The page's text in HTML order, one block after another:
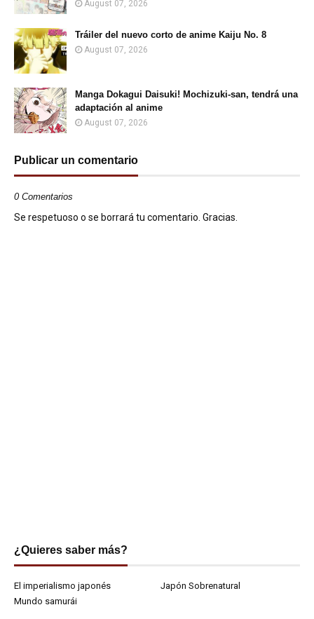
August 07, 2026
Tráiler del nuevo corto de anime Kaiju No. 8
August 07, 2026
Manga Dokagui Daisuki! Mochizuki-san, tendrá una
adaptación al anime
August 07, 2026
Publicar un comentario
0 Comentarios
Se respetuoso o se borrará tu comentario. Gracias.
¿Quieres saber más?
El imperialismo japonés
Japón Sobrenatural
Mundo samurái